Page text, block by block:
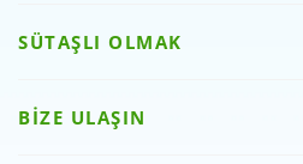
SÜTAŞLI OLMAK
BİZE ULAŞIN